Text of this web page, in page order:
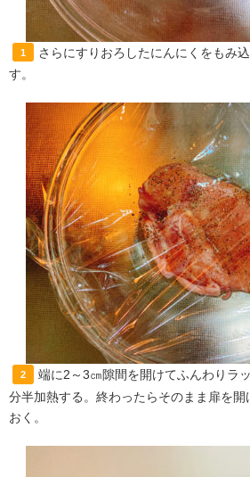
1
さらにすりおろしたにんにくをもみ
す。
2
端に2～3㎝隙間を開けてふんわりラ
分半加熱する。終わったらそのまま扉を
おく。